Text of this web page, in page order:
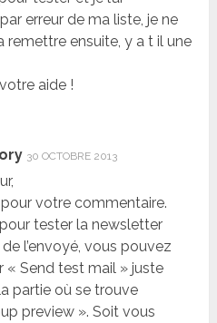
erreur de ma liste, je ne
remettre ensuite, y a t il une
aide !
30 OCTOBRE 2013
votre commentaire.
tester la newsletter
l’envoyé, vous pouvez
« Send test mail » juste
partie où se trouve
preview ». Soit vous